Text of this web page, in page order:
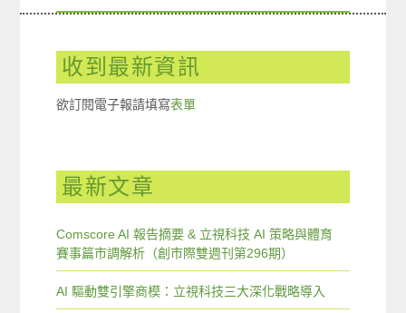
收到最新資訊
欲訂閱電子報請填寫表單
最新文章
Comscore AI 報告摘要 & 立視科技 AI 策略與體育
賽事篇市調解析（創市際雙週刊第296期）
AI 驅動雙引擎商模：立視科技三大深化戰略導入